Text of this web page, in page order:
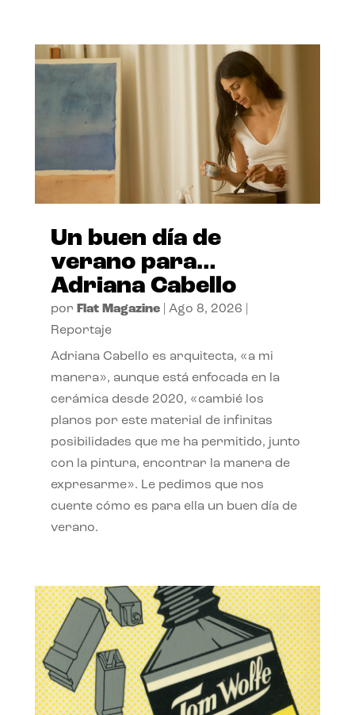
Un buen día de
verano para…
Adriana Cabello
por Flat Magazine| Ago 8, 2026
Reportaje
Adriana Cabello es arquitecta, «a mi
manera», aunque está enfocada en la
cerámica desde 2020, «cambié los
planos por este material de infinitas
posibilidades que me ha permitido, junto
con la pintura, encontrar la manera de
expresarme». Le pedimos que nos
cuente cómo es para ella un buen día de
verano.